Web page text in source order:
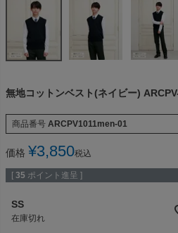
無地コットンベスト(ネイビー)
商品番号 ARCPV1011men-01
価格 ¥3,850税込
[ 35 ポイント進呈 ]
SS
在庫切れ